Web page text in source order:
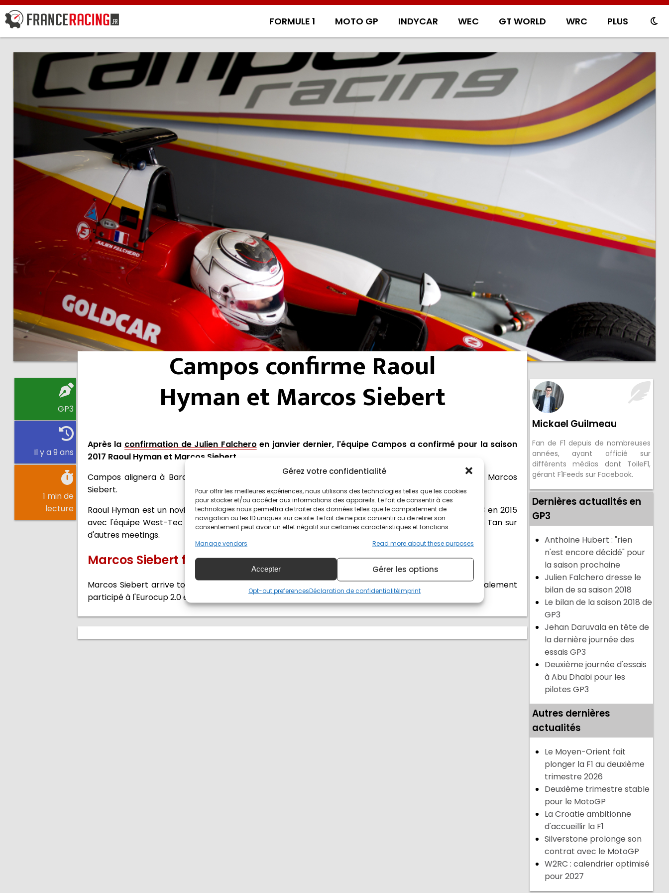
Gérez votre confidentialité
Pour offrir les meilleures expériences, nous utilisons des technologies telles que les cookies
pour stocker et/ou accéder aux informations des appareils. Le fait de consentir à ces
technologies nous permettra de traiter des données telles que le comportement de
navigation ou les ID uniques sur ce site. Le fait de ne pas consentir ou de retirer son
consentement peut avoir un effet négatif sur certaines caractéristiques et fonctions.
Manage vendors
Read more about these purposes
Accepter Gérer les options
Opt-out preferencesDéclaration de confidentialitéImprint
FORMULE 1 MOTO GP INDYCAR WEC GT WORLD WRC PLUS
GP3
Il y a 9 ans
1 min de
lecture
Campos confirme Raoul
Hyman et Marcos Siebert
Après la confirmation de Julien Falchero en janvier dernier, l'équipe Campos a confirmé pour la saison
2017 Raoul Hyman et Marcos Siebert.
Campos alignera à Barcelone 3 voitures. Elles seront confiées à Julien Falchero, Raoul Hyman et Marcos
Siebert.
Raoul Hyman est un novice dans la catégorie, au même titre que ses coéquipiers. Il a couru e FIA F3 en 2015
avec l'équipe West-Tec puis l'an passé au Castellet avec Carlin avant d'être remplacé par Weiron Tan sur
d'autres meetings.
Marcos Siebert fait le saut de la F4 au GP3
Marcos Siebert arrive tout droit de la F4. Champion en titre de F4 italienne, le pilote argentin a également
participé à l'Eurocup 2.0 en 2013.
Mickael Guilmeau
Fan de F1 depuis de nombreuses
années, ayant officié sur
différents médias dont ToileF1,
gérant F1Feeds sur Facebook.
Dernières actualités en
GP3
Anthoine Hubert : "rien
n'est encore décidé" pour
la saison prochaine
Julien Falchero dresse le
bilan de sa saison 2018
Le bilan de la saison 2018 de
GP3
Jehan Daruvala en tête de
la dernière journée des
essais GP3
Deuxième journée d'essais
à Abu Dhabi pour les
pilotes GP3
Autres dernières
actualités
Le Moyen-Orient fait
plonger la F1 au deuxième
trimestre 2026
Deuxième trimestre stable
pour le MotoGP
La Croatie ambitionne
d'accueillir la F1
Silverstone prolonge son
contrat avec le MotoGP
W2RC : calendrier optimisé
pour 2027